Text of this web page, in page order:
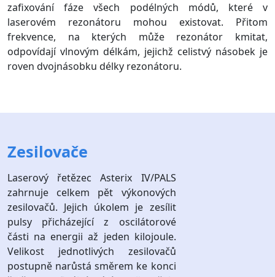
zafixování fáze všech podélných módů, které v
laserovém rezonátoru mohou existovat. Přitom
frekvence, na kterých může rezonátor kmitat,
odpovídají vlnovým délkám, jejichž celistvý násobek je
roven dvojnásobku délky rezonátoru.
Zesilovače
Laserový řetězec Asterix IV/PALS
zahrnuje celkem pět výkonových
zesilovačů. Jejich úkolem je zesílit
pulsy přicházející z oscilátorové
části na energii až jeden kilojoule.
Velikost jednotlivých zesilovačů
postupně narůstá směrem ke konci